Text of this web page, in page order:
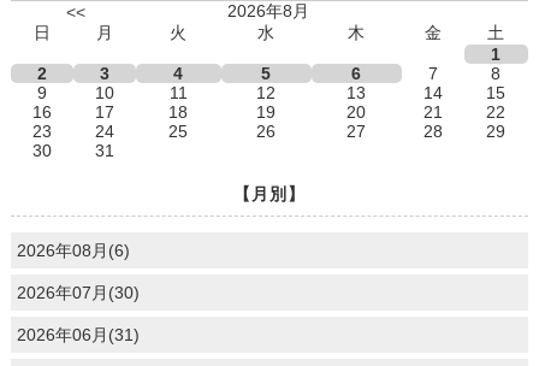
<<
2026年8月
日
月 火 水 木 金
土
1
2
3 4 5 6 7
8
9
10 11 12 13 14
15
16
17 18 19 20 21
22
23
24 25 26 27 28
29
30
31
【月別】
2026年08月(6)
2026年07月(30)
2026年06月(31)